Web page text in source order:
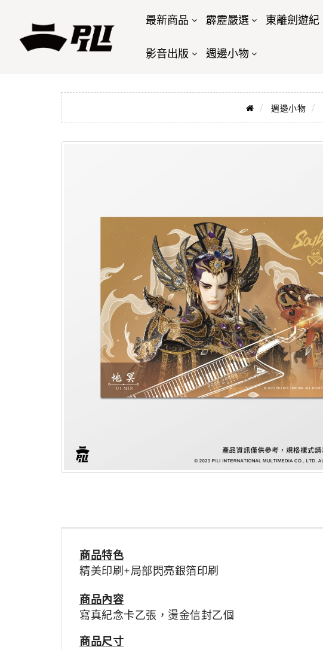
最新商品 霹靂嚴選 東離劍遊紀
影音出版 週邊小物
週邊小物
商品特色
精美印刷+局部閃亮銀箔印刷
商品內容
寫真紀念卡乙張，燙金信封乙個
商品尺寸